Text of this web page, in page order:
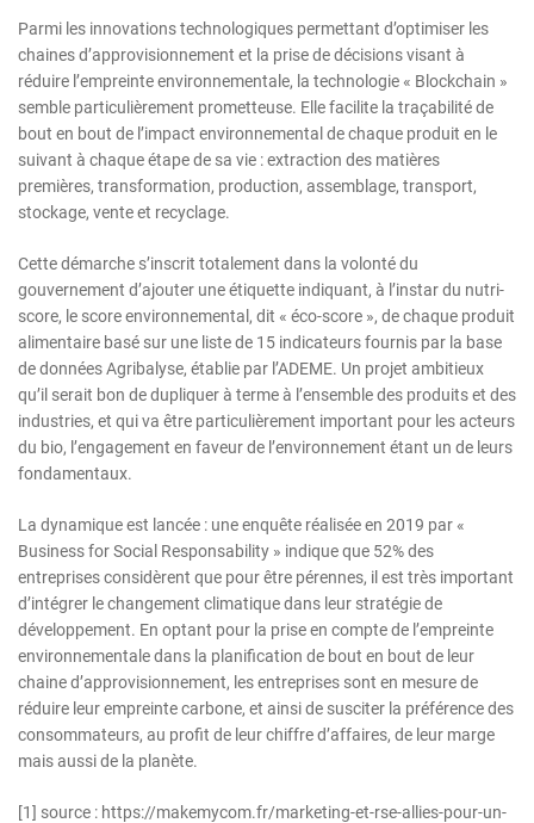
Parmi les innovations technologiques permettant d’optimiser les
chaines d’approvisionnement et la prise de décisions visant à
réduire l’empreinte environnementale, la technologie « Blockchain »
semble particulièrement prometteuse. Elle facilite la traçabilité de
bout en bout de l’impact environnemental de chaque produit en le
suivant à chaque étape de sa vie : extraction des matières
premières, transformation, production, assemblage, transport,
stockage, vente et recyclage.
Cette démarche s’inscrit totalement dans la volonté du
gouvernement d’ajouter une étiquette indiquant, à l’instar du nutri-
score, le score environnemental, dit « éco-score », de chaque produit
alimentaire basé sur une liste de 15 indicateurs fournis par la base
de données Agribalyse, établie par l’ADEME. Un projet ambitieux
qu’il serait bon de dupliquer à terme à l’ensemble des produits et des
industries, et qui va être particulièrement important pour les acteurs
du bio, l’engagement en faveur de l’environnement étant un de leurs
fondamentaux.
La dynamique est lancée : une enquête réalisée en 2019 par «
Business for Social Responsability » indique que 52% des
entreprises considèrent que pour être pérennes, il est très important
d’intégrer le changement climatique dans leur stratégie de
développement. En optant pour la prise en compte de l’empreinte
environnementale dans la planification de bout en bout de leur
chaine d’approvisionnement, les entreprises sont en mesure de
réduire leur empreinte carbone, et ainsi de susciter la préférence des
consommateurs, au profit de leur chiffre d’affaires, de leur marge
mais aussi de la planète.
[1] source : https://makemycom.fr/marketing-et-rse-allies-pour-un-